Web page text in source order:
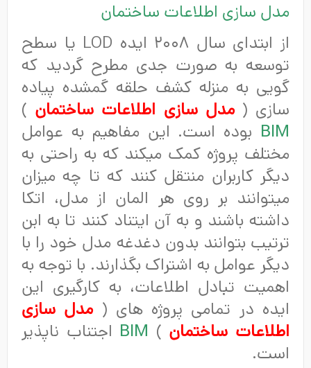
مدل سازی اطلاعات ساختمان
از ابتدای سال ۲۰۰۸ ایده LOD یا سطح
توسعه به صورت جدی مطرح گردید که
گویی به منزله کشف حلقه گمشده پیاده
سازی ( مدل سازی اطلاعات ساختمان)
BIMبوده است. این مفاهیم به عوامل
مختلف پروژه کمک میکند که به راحتی به
دیگر کاربران منتقل کنند که تا چه میزان
میتوانند بر روی هر المان از مدل، اتکا
داشته باشند و به آن ایتناد کنند تا به ابن
ترتیب بتوانند بدون دغدغه مدل خود را با
دیگر عوامل به اشتراک بگذارند. با توجه به
اهمیت تبادل اطلاعات، به کارگیری این
ایده در تمامی پروژه های ( مدل سازی
اطلاعات ساختمان)
BIM
اجتناب ناپذیر
است.